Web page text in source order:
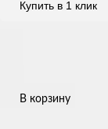
Купить в 1 клик
В корзину